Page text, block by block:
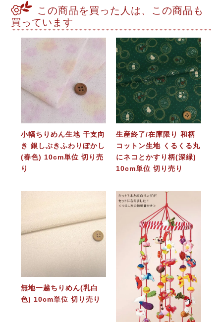
この商品を買った人は、この商品も
買っています
小幅ちりめん生地 干支向
き 銀しぶきふわりぼかし
(春色) 10cm単位 切り売
り
生産終了/在庫限り 和柄
コットン生地 くるくる丸
にネコとかすり柄(深緑)
10cm単位 切り売り
無地一越ちりめん(乳白
色) 10cm単位 切り売り